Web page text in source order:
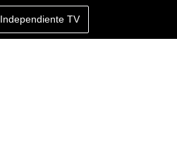
Independiente TV